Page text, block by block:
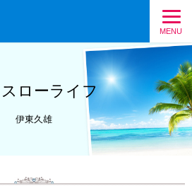
MENU
ローライフ
伊東久雄